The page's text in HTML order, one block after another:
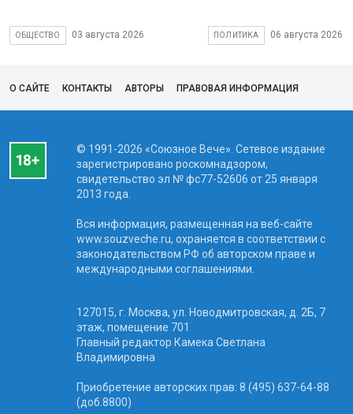
ОБЩЕСТВО 03 августа 2026 ПОЛИТИКА 06 августа 2026
О САЙТЕ КОНТАКТЫ АВТОРЫ ПРАВОВАЯ ИНФОРМАЦИЯ
© 1991-2026 «Союзное Вече». Сетевое издание
зарегистрировано роскомнадзором,
свидетельство эл № фc77-52606 от 25 января
2013 года.
Вся информация, размещенная на веб-сайте
www.souzveche.ru, охраняется в соответствии с
законодательством РФ об авторском праве и
международными соглашениями.
127015, г. Москва, ул. Новодмитровская, д. 2Б, 7
этаж, помещение 701
Главный редактор Камека Светлана
Владимировна
Приобретение авторских прав: 8 (495) 637-64-88
(доб.8800)